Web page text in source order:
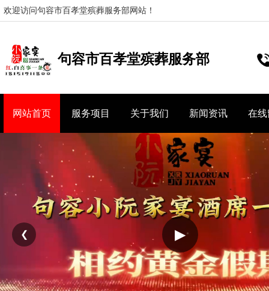
欢迎访问句容市百孝堂殡葬服务部网站！
句容市百孝堂殡葬服务部
网站首页 服务项目 关于我们 新闻资讯 在
▶
❮